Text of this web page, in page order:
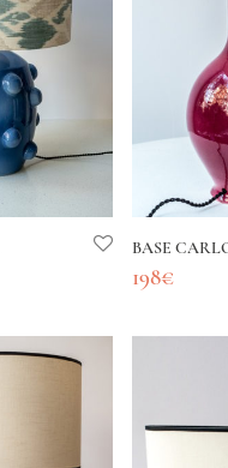
BASE
198€